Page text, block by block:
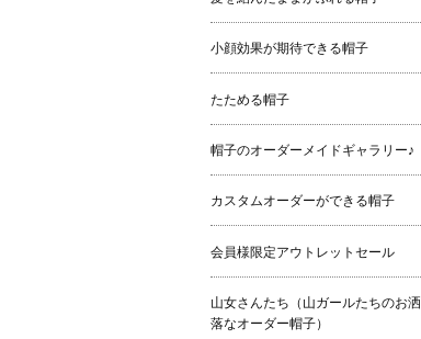
小顔効果が期待できる帽子
たためる帽子
帽子のオーダーメイドギャラリー♪
カスタムオーダーができる帽子
会員様限定アウトレットセール
山女さんたち（山ガールたちのお洒
落なオーダー帽子）